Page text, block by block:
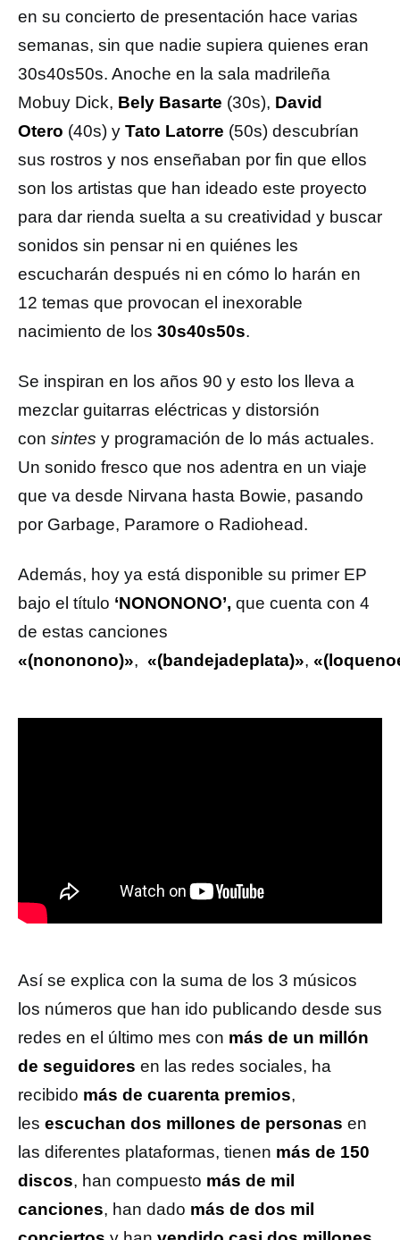
en su concierto de presentación hace varias
semanas, sin que nadie supiera quienes eran
30s40s50s. Anoche en la sala madrileña
Mobuy Dick, Bely Basarte (30s), David
Otero (40s) y Tato Latorre (50s) descubrían
sus rostros y nos enseñaban por fin que ellos
son los artistas que han ideado este proyecto
para dar rienda suelta a su creatividad y buscar
sonidos sin pensar ni en quiénes les
escucharán después ni en cómo lo harán en
12 temas que provocan el inexorable
nacimiento de los 30s40s50s.
Se inspiran en los años 90 y esto los lleva a
mezclar guitarras eléctricas y distorsión
con sintes y programación de lo más actuales.
Un sonido fresco que nos adentra en un viaje
que va desde Nirvana hasta Bowie, pasando
por Garbage, Paramore o Radiohead.
Además, hoy ya está disponible su primer EP
bajo el título ‘NONONONO’, que cuenta con 4
de estas canciones
«(nononono)», «(bandejadeplata)»,
Así se explica con la suma de los 3 músicos
los números que han ido publicando desde sus
redes en el último mes con más de un millón
de seguidores en las redes sociales, ha
recibido más de cuarenta premios,
les escuchan dos millones de personas en
las diferentes plataformas, tienen más de 150
discos, han compuesto más de mil
canciones, han dado más de dos mil